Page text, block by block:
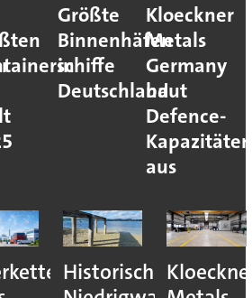
Größte
Binnenhäfen
in
Deutschland
Kloeckner
Metals
Germany
baut
Defence-
Kapazitäten
aus
Historisches